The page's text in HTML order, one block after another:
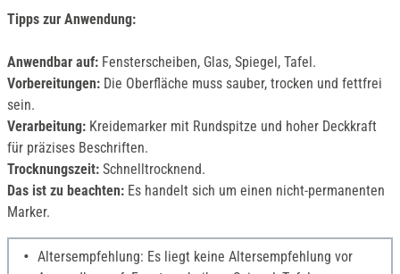
Tipps zur Anwendung:
Anwendbar auf: Fensterscheiben, Glas, Spiegel, Tafel.
Vorbereitungen: Die Oberfläche muss sauber, trocken und fettfrei
sein.
Verarbeitung: Kreidemarker mit Rundspitze und hoher Deckkraft
für präzises Beschriften.
Trocknungszeit: Schnelltrocknend.
Das ist zu beachten: Es handelt sich um einen nicht-permanenten
Marker.
Altersempfehlung: Es liegt keine Altersempfehlung vor